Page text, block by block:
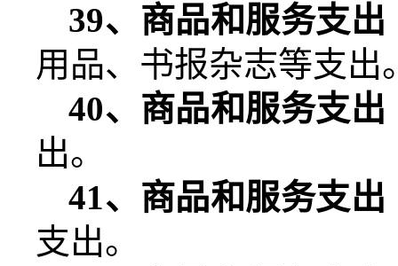
39、商品和服务支
用品、书报杂志等支出
40、商品和服务支
出。
41、商品和服务支
支出。